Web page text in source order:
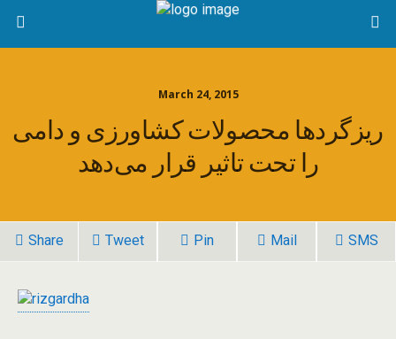
March 24, 2015
ریزگردها محصولات کشاورزی و دامی
را تحت تاثیر قرار می‌دهد
Share Tweet Pin Mail SMS